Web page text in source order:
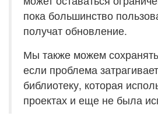
пока большинство
получат обновление.
Мы также можем
если проблема
библиотеку, которая
проектах и еще не была